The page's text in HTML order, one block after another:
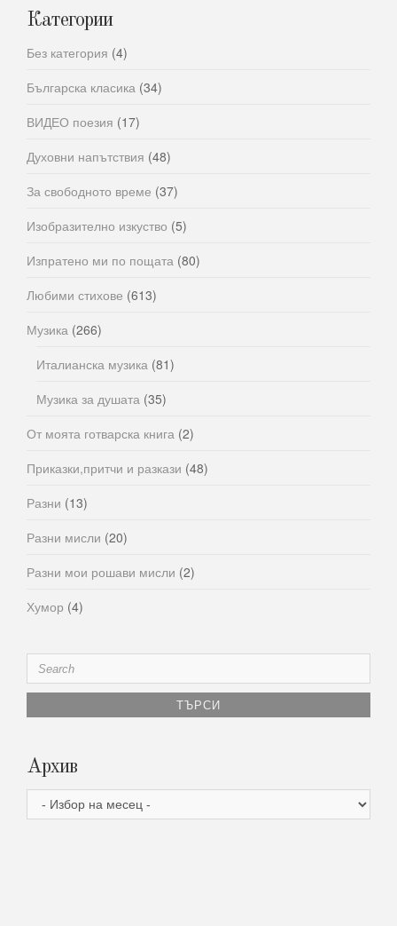
Категории
Без категория (4)
Българска класика (34)
ВИДЕО поезия (17)
Духовни напътствия (48)
За свободното време (37)
Изобразително изкуство (5)
Изпратено ми по пощата (80)
Любими стихове (613)
Музика (266)
Италианска музика (81)
Музика за душата (35)
От моята готварска книга (2)
Приказки,притчи и разкази (48)
Разни (13)
Разни мисли (20)
Разни мои рошави мисли (2)
Хумор (4)
Search
for:
Архив
Архив